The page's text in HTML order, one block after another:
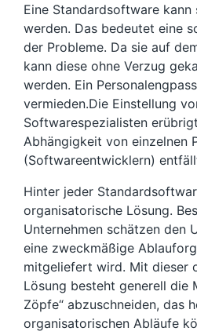
Eine Standardsoftware
werden. Das bedeutet eine
der Probleme. Da sie auf
kann diese ohne Verzug
werden. Ein
vermieden.Die Einstellung
Softwarespezialisten
Abhängigkeit von einzelnen
(Softwareentwicklern)
Hinter jeder
organisatorische Lösung.
Unternehmen schätzen den
eine zweckmäßige
mitgeliefert wird. Mit dieser
Lösung besteht generell die
Zöpfe“ abzuschneiden, das
organisatorischen Abläufe